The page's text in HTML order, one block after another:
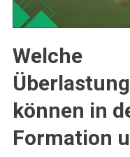
Welche
können in
Formation